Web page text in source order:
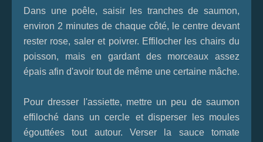
Dans une poêle, saisir les tranches de saumon,
environ 2 minutes de chaque côté, le centre devant
rester rose, saler et poivrer. Effilocher les chairs du
poisson, mais en gardant des morceaux assez
épais afin d'avoir tout de même une certaine mâche.
Pour dresser l'assiette, mettre un peu de saumon
effiloché dans un cercle et disperser les moules
égouttées tout autour. Verser la sauce tomate